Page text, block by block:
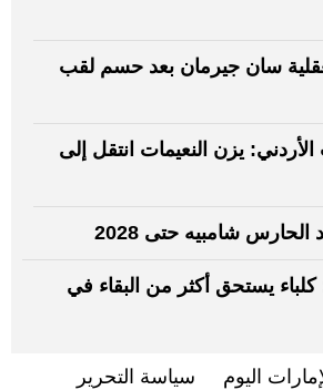
سان جيرمان بعد حسم لقب
يزن النعيمات انتقل إلى
شامبيه حتى 2028
يستحق أكثر من البقاء في
اليوم سياسة التحرير